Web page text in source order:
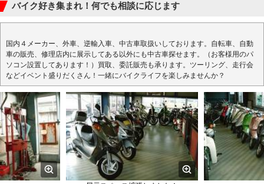
バイク好き集まれ！何でも相談に応じます
国内４メーカー、外車、逆輸入車、中古車取扱いしております。自転車、自動
車の販売、修理店内に展示してある以外にも中古車探せます。（お客様用のパ
ソコン設置してあります！）買取、委託販売も承ります。ツーリング、走行会
などイベント盛りだくさん！一緒にバイクライフを楽しみませんか？